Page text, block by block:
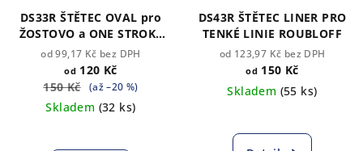
DS33R ŠTĚTEC OVAL pro
ŽOSTOVO a ONE STROKE
Roubloff (vybrat velikost)
od 99,17 Kč bez DPH
od 120 Kč
150 Kč
(až –20 %)
Skladem (32 ks)
DS43R ŠTĚTEC LINER PRO
TENKÉ LINIE ROUBLOFF
od 123,97 Kč bez DPH
od 150 Kč
Skladem (55 ks)
hodnocení